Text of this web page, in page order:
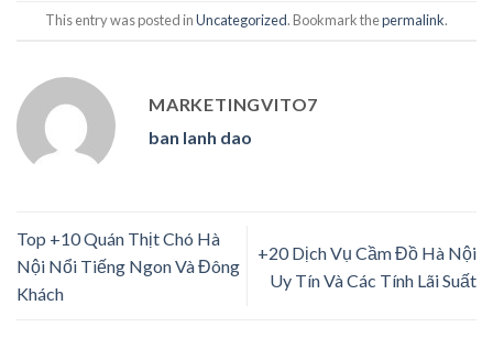
This entry was posted inUncategorized. Bookmark thepermalink.
MARKETINGVITO7
ban lanh dao
Top +10 Quán Thịt Chó Hà
Nội Nổi Tiếng Ngon Và Đông
Khách
+20 Dịch Vụ Cầm Đồ Hà Nội
Uy Tín Và Các Tính Lãi Suất